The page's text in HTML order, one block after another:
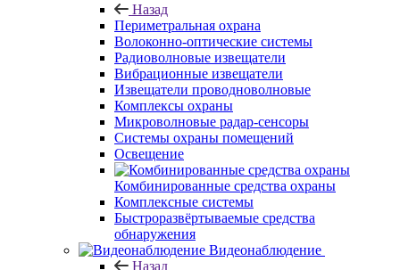
Назад
Периметральная охрана
Волоконно-оптические системы
Радиоволновые извещатели
Вибрационные извещатели
Извещатели проводноволновые
Комплексы охраны
Микроволновые радар-сенсоры
Системы охраны помещений
Освещение
Комбинированные средства охраны
Комплексные системы
Быстроразвёртываемые средства
обнаружения
Видеонаблюдение
Назад